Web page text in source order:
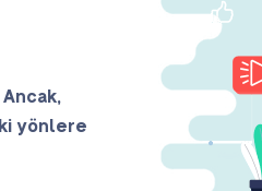
yönlere